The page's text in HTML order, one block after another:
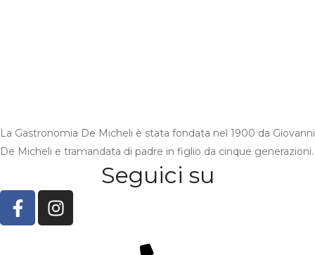
La Gastronomia De Micheli è stata fondata nel 1900 da Giovanni
De Micheli e tramandata di padre in figlio da cinque generazioni.
Seguici su